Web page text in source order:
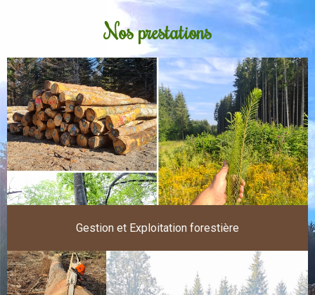
Nos prestations
Gestion et Exploitation forestière